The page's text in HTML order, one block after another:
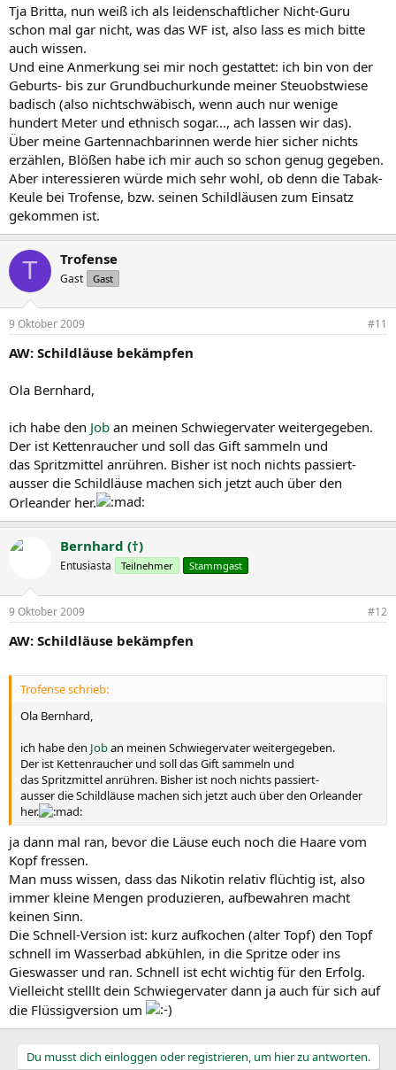
Tja Britta, nun weiß ich als leidenschaftlicher Nicht-Guru
schon mal gar nicht, was das WF ist, also lass es mich bitte
auch wissen.
Und eine Anmerkung sei mir noch gestattet: ich bin von der
Geburts- bis zur Grundbuchurkunde meiner Steuobstwiese
badisch (also nichtschwäbisch, wenn auch nur wenige
hundert Meter und ethnisch sogar..., ach lassen wir das).
Über meine Gartennachbarinnen werde hier sicher nichts
erzählen, Blößen habe ich mir auch so schon genug gegeben.
Aber interessieren würde mich sehr wohl, ob denn die Tabak-
Keule bei Trofense, bzw. seinen Schildläusen zum Einsatz
gekommen ist.
T Trofense
Gast Gast
9 Oktober 2009 #11
AW: Schildläuse bekämpfen
Ola Bernhard,
ich habe den Job an meinen Schwiegervater weitergegeben.
Der ist Kettenraucher und soll das Gift sammeln und
das Spritzmittel anrühren. Bisher ist noch nichts passiert-
ausser die Schildläuse machen sich jetzt auch über den
Orleander her.
Bernhard (†)
Entusiasta Teilnehmer Stammgast
9 Oktober 2009 #12
AW: Schildläuse bekämpfen
Trofense schrieb:
Ola Bernhard,
ich habe den Joban meinen Schwiegervater weitergegeben.
Der ist Kettenraucher und soll das Gift sammeln und
das Spritzmittel anrühren. Bisher ist noch nichts passiert-
ausser die Schildläuse machen sich jetzt auch über den Orleander
her.
ja dann mal ran, bevor die Läuse euch noch die Haare vom
Kopf fressen.
Man muss wissen, dass das Nikotin relativ flüchtig ist, also
immer kleine Mengen produzieren, aufbewahren macht
keinen Sinn.
Die Schnell-Version ist: kurz aufkochen (alter Topf) den Topf
schnell im Wasserbad abkühlen, in die Spritze oder ins
Gieswasser und ran. Schnell ist echt wichtig für den Erfolg.
Vielleicht stelllt dein Schwiegervater dann ja auch für sich auf
die Flüssigversion um
Du musst dich einloggen oder registrieren, um hier zu antworten.